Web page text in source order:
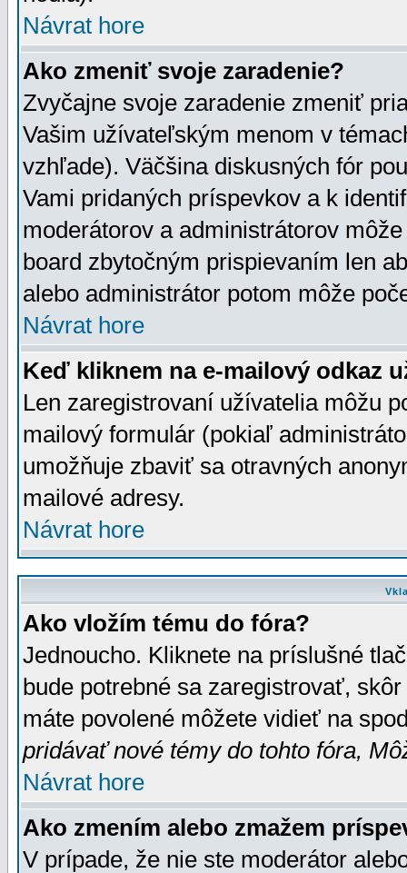
Návrat hore
Ako zmeniť svoje zaradenie?
Zvyčajne svoje zaradenie zmeniť
Vašim užívateľským menom v
vzhľade). Väčšina diskusných fór
Vami pridaných príspevkov a k
moderátorov a administrátorov
board zbytočným prispievaním len
alebo administrátor potom môže
Návrat hore
Keď kliknem na e-mailový odkaz
Len zaregistrovaní užívatelia môžu
mailový formulár (pokiaľ
umožňuje zbaviť sa otravných
mailové adresy.
Návrat hore
Ako vložím tému do fóra?
Jednoucho. Kliknete na príslušné
bude potrebné sa zaregistrovať,
máte povolené môžete vidieť na
pridávať nové témy do tohto fóra,
Návrat hore
Ako zmením alebo zmažem
V prípade, že nie ste moderátor